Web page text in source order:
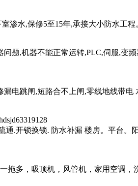
渗水,保修5至15年,承接大小防水工
题,机器不能正常运转,PLC,伺服,变
电跳闸,短路合不上闸,零线地线带
.开锁换锁. 防水补漏 楼房。平台
拖多，吸顶机，风管机，家用空调